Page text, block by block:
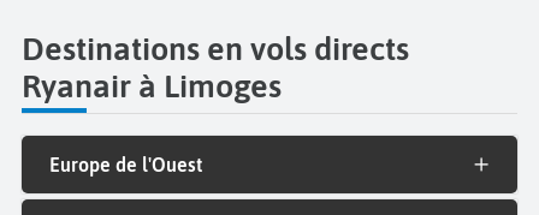
Destinations en vols directs
Ryanair à Limoges
Europe de l'Ouest